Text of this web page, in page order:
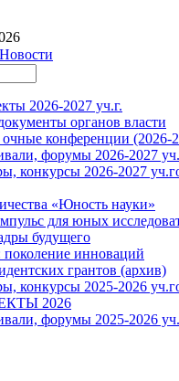
Новости
2026-2027 уч.г.
органов власти
конференции (2026-
форумы 2026-2027
конкурсы 2026-2027
«Юность науки»
для юных
будущего
поколение инноваций
грантов (архив)
конкурсы 2025-2026
2026
форумы 2025-2026